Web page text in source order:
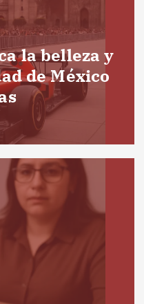
la belleza y
de México